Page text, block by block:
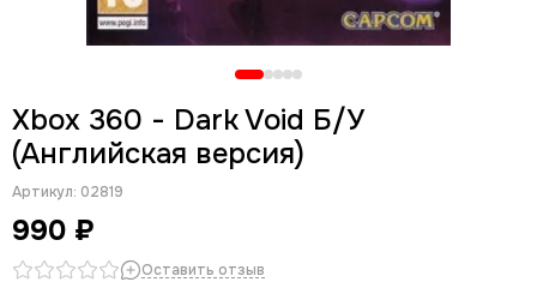
Xbox 360 - Dark Void Б/У
(Английская версия)
Артикул: 02819
990 ₽
Оставить отзыв